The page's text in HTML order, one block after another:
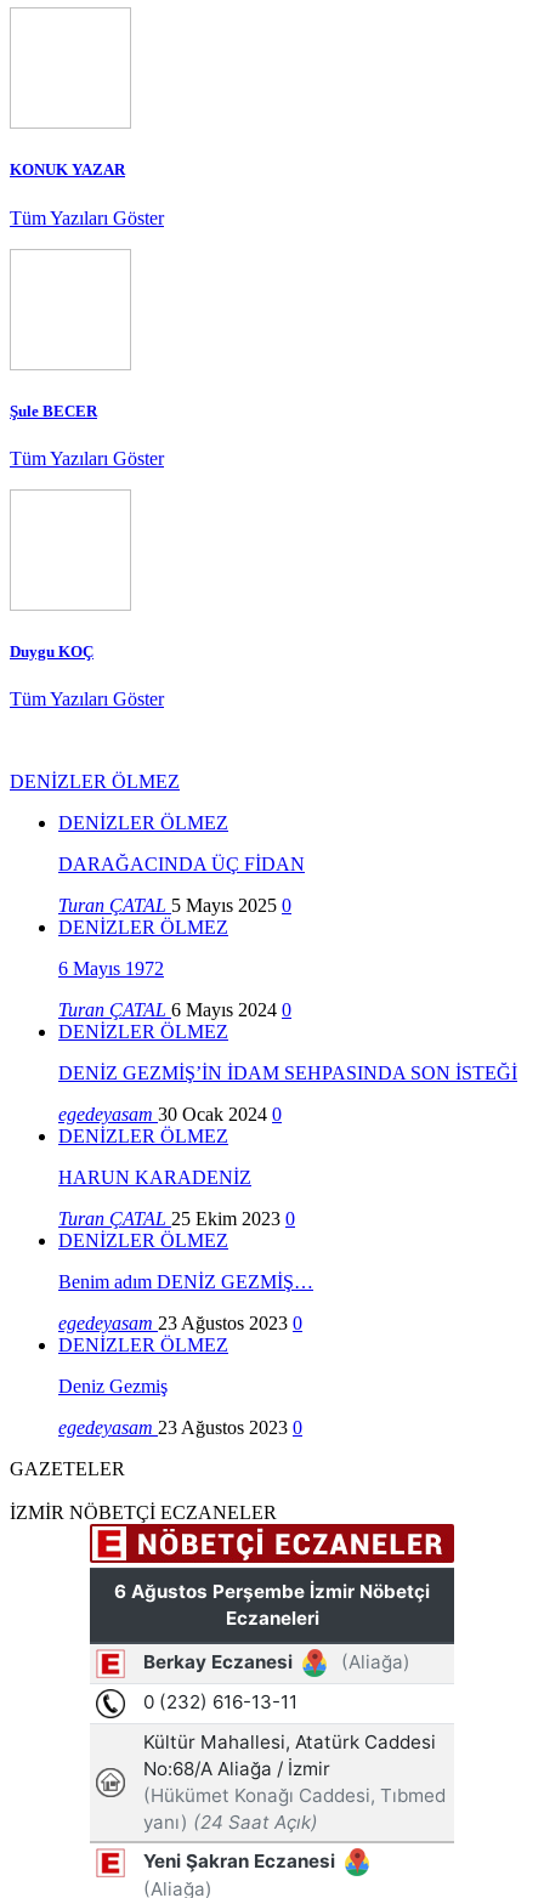
KONUK YAZAR
Tüm Yazıları Göster
Şule BECER
Tüm Yazıları Göster
Duygu KOÇ
Tüm Yazıları Göster
DENİZLER ÖLMEZ
DENİZLER ÖLMEZ
DARAĞACINDA ÜÇ FİDAN
Turan ÇATAL 5 Mayıs 2025 0
DENİZLER ÖLMEZ
6 Mayıs 1972
Turan ÇATAL 6 Mayıs 2024 0
DENİZLER ÖLMEZ
DENİZ GEZMİŞ’İN İDAM SEHPASINDA SON İSTEĞİ
egedeyasam 30 Ocak 2024 0
DENİZLER ÖLMEZ
HARUN KARADENİZ
Turan ÇATAL 25 Ekim 2023 0
DENİZLER ÖLMEZ
Benim adım DENİZ GEZMİŞ…
egedeyasam 23 Ağustos 2023 0
DENİZLER ÖLMEZ
Deniz Gezmiş
egedeyasam 23 Ağustos 2023 0
GAZETELER
İZMİR NÖBETÇİ ECZANELER